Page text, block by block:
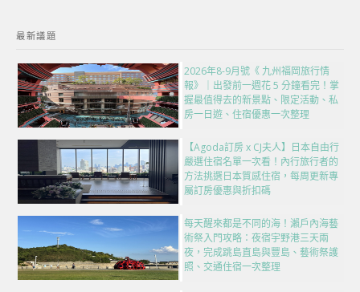
最新議題
2026年8-9月號《 九州福岡旅行情
報》｜出發前一週花 5 分鐘看完！掌
握最值得去的新景點、限定活動、私
房一日遊、住宿優惠一次整理
【Agoda訂房 x CJ夫人】日本自由行
嚴選住宿名單一次看！內行旅行者的
方法挑選日本質感住宿，每周更新專
屬訂房優惠與折扣碼
每天醒來都是不同的海！瀨戶內海藝
術祭入門攻略：夜宿宇野港三天兩
夜，完成跳島直島與豐島、藝術祭護
照、交通住宿一次整理